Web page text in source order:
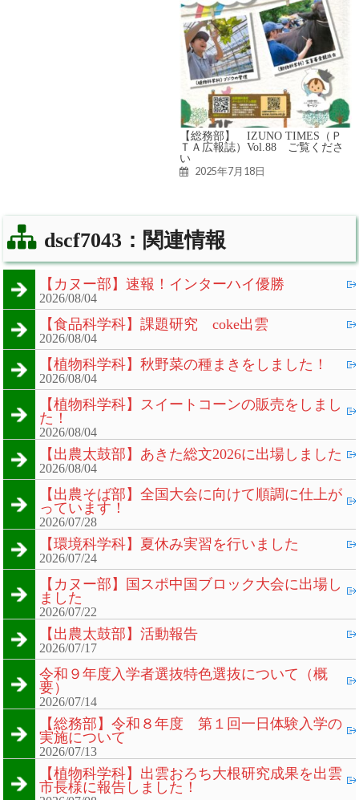
【総務部】 IZUNO TIMES（Ｐ
ＴＡ広報誌）Vol.88 ご覧くださ
い
2025年7月18日
dscf7043：関連情報
【カヌー部】速報！インターハイ優勝
2026/08/04
【食品科学科】課題研究 coke出雲
2026/08/04
【植物科学科】秋野菜の種まきをしました！
2026/08/04
【植物科学科】スイートコーンの販売をしまし
た！
2026/08/04
【出農太鼓部】あきた総文2026に出場しました
2026/08/04
【出農そば部】全国大会に向けて順調に仕上が
っています！
2026/07/28
【環境科学科】夏休み実習を行いました
2026/07/24
【カヌー部】国スポ中国ブロック大会に出場し
ました
2026/07/22
【出農太鼓部】活動報告
2026/07/17
令和９年度入学者選抜特色選抜について（概
要）
2026/07/14
【総務部】令和８年度 第１回一日体験入学の
実施について
2026/07/13
【植物科学科】出雲おろち大根研究成果を出雲
市長様に報告しました！